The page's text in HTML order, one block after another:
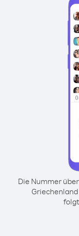
Die Nummer